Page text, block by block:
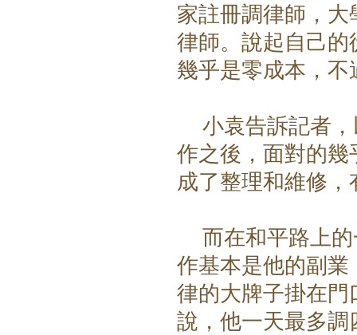
家註冊調律師，
律師。說起自己
幾乎是零成本，
小袁告訴記者，
作之後，面對的
成了整理和維修
而在和平路上的
作基本是他的副
律的大牌子掛在
說，他一天最多